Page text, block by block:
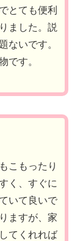
とても便利
ました。説
ないです。
です。
こもったり
く、すぐに
いて良いで
ますが、家
てくれれば